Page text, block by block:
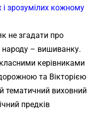
і зрозумілих кожному
не згадати про
– вишиванку.
керівниками
та Вікторією
тематичний виховний
предків